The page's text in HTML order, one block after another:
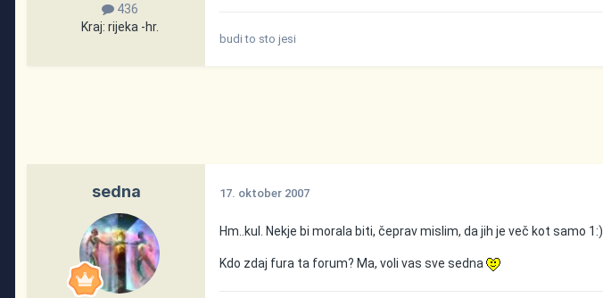
436
Kraj: rijeka -hr.
budi to sto jesi
sedna 17. oktober 2007
Hm..kul. Nekje bi morala biti, čeprav mislim, da jih je več kot samo 1:)
Kdo zdaj fura ta forum? Ma, voli vas sve sedna